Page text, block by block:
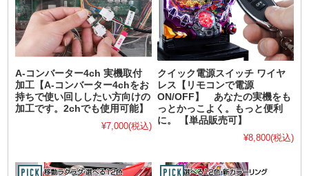
A-コンバーター4ch 実機取付
加工【A-コンバーター4chをお
持ちで使い回ししたい方向けの
加工です。2chでも使用可能】
¥7,000(税込)
クイック電源スイッチ ワイヤ
レス【リモコンで電源
ON/OFF】 あなたの実機をも
っとかっこよく。もっと便利
に。 【単品販売可】
¥8,800(税込)